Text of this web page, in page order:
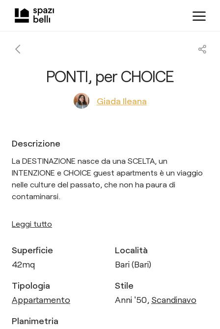
PONTI, per CHOICE
Giada Ileana
Descrizione
La DESTINAZIONE nasce da una SCELTA, un
INTENZIONE e CHOICE guest apartments è un viaggio
nelle culture del passato, che non ha paura di
contaminarsi.
Leggi tutto
Superficie
42mq
Località
Bari (Bari)
Tipologia
Appartamento
Stile
Anni '50, Scandinavo
Planimetria